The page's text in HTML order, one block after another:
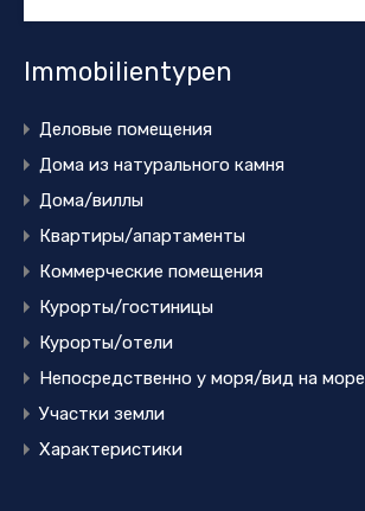
Immobilientypen
Деловые помещения
Дома из натурального камня
Дома/виллы
Квартиры/апартаменты
Коммерческие помещения
Курорты/гостиницы
Курорты/отели
Непосредственно у моря/вид на море
Участки земли
Характеристики